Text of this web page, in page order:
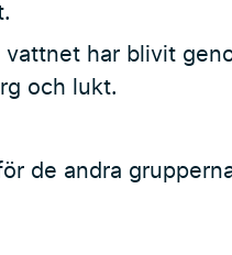
har blivit
och lukt.
de andra